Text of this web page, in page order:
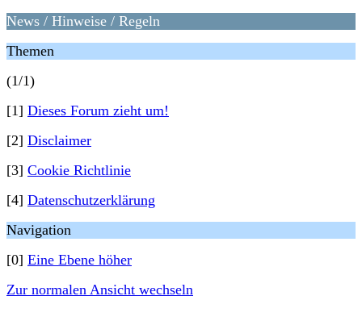
News / Hinweise / Regeln
Themen
(1/1)
[1] Dieses Forum zieht um!
[2] Disclaimer
[3] Cookie Richtlinie
[4] Datenschutzerklärung
Navigation
[0] Eine Ebene höher
Zur normalen Ansicht wechseln